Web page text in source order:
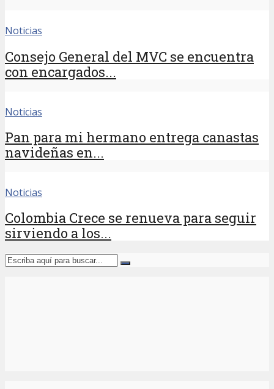
Noticias
Consejo General del MVC se encuentra
con encargados...
Noticias
Pan para mi hermano entrega canastas
navideñas en...
Noticias
Colombia Crece se renueva para seguir
sirviendo a los...